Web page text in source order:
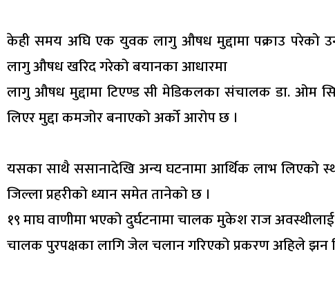
केही समय अघि एक युवक लागु औषध मुद्दामा पक्राउ परेको
लागु औषध खरिद गरेको बयानका आधारमा
लागु औषध मुद्दामा टिएण्ड सी मेडिकलका संचालक डा. ओम
लिएर मुद्दा कमजोर बनाएको अर्को आरोप छ ।
यसका साथै ससानादेखि अन्य घटनामा आर्थिक लाभ लिएको
जिल्ला प्रहरीको ध्यान समेत तानेको छ ।
१९ माघ वाणीमा भएको दुर्घटनामा चालक मुकेश राज
चालक पुरपक्षका लागि जेल चलान गरिएको प्रकरण अहिले झन